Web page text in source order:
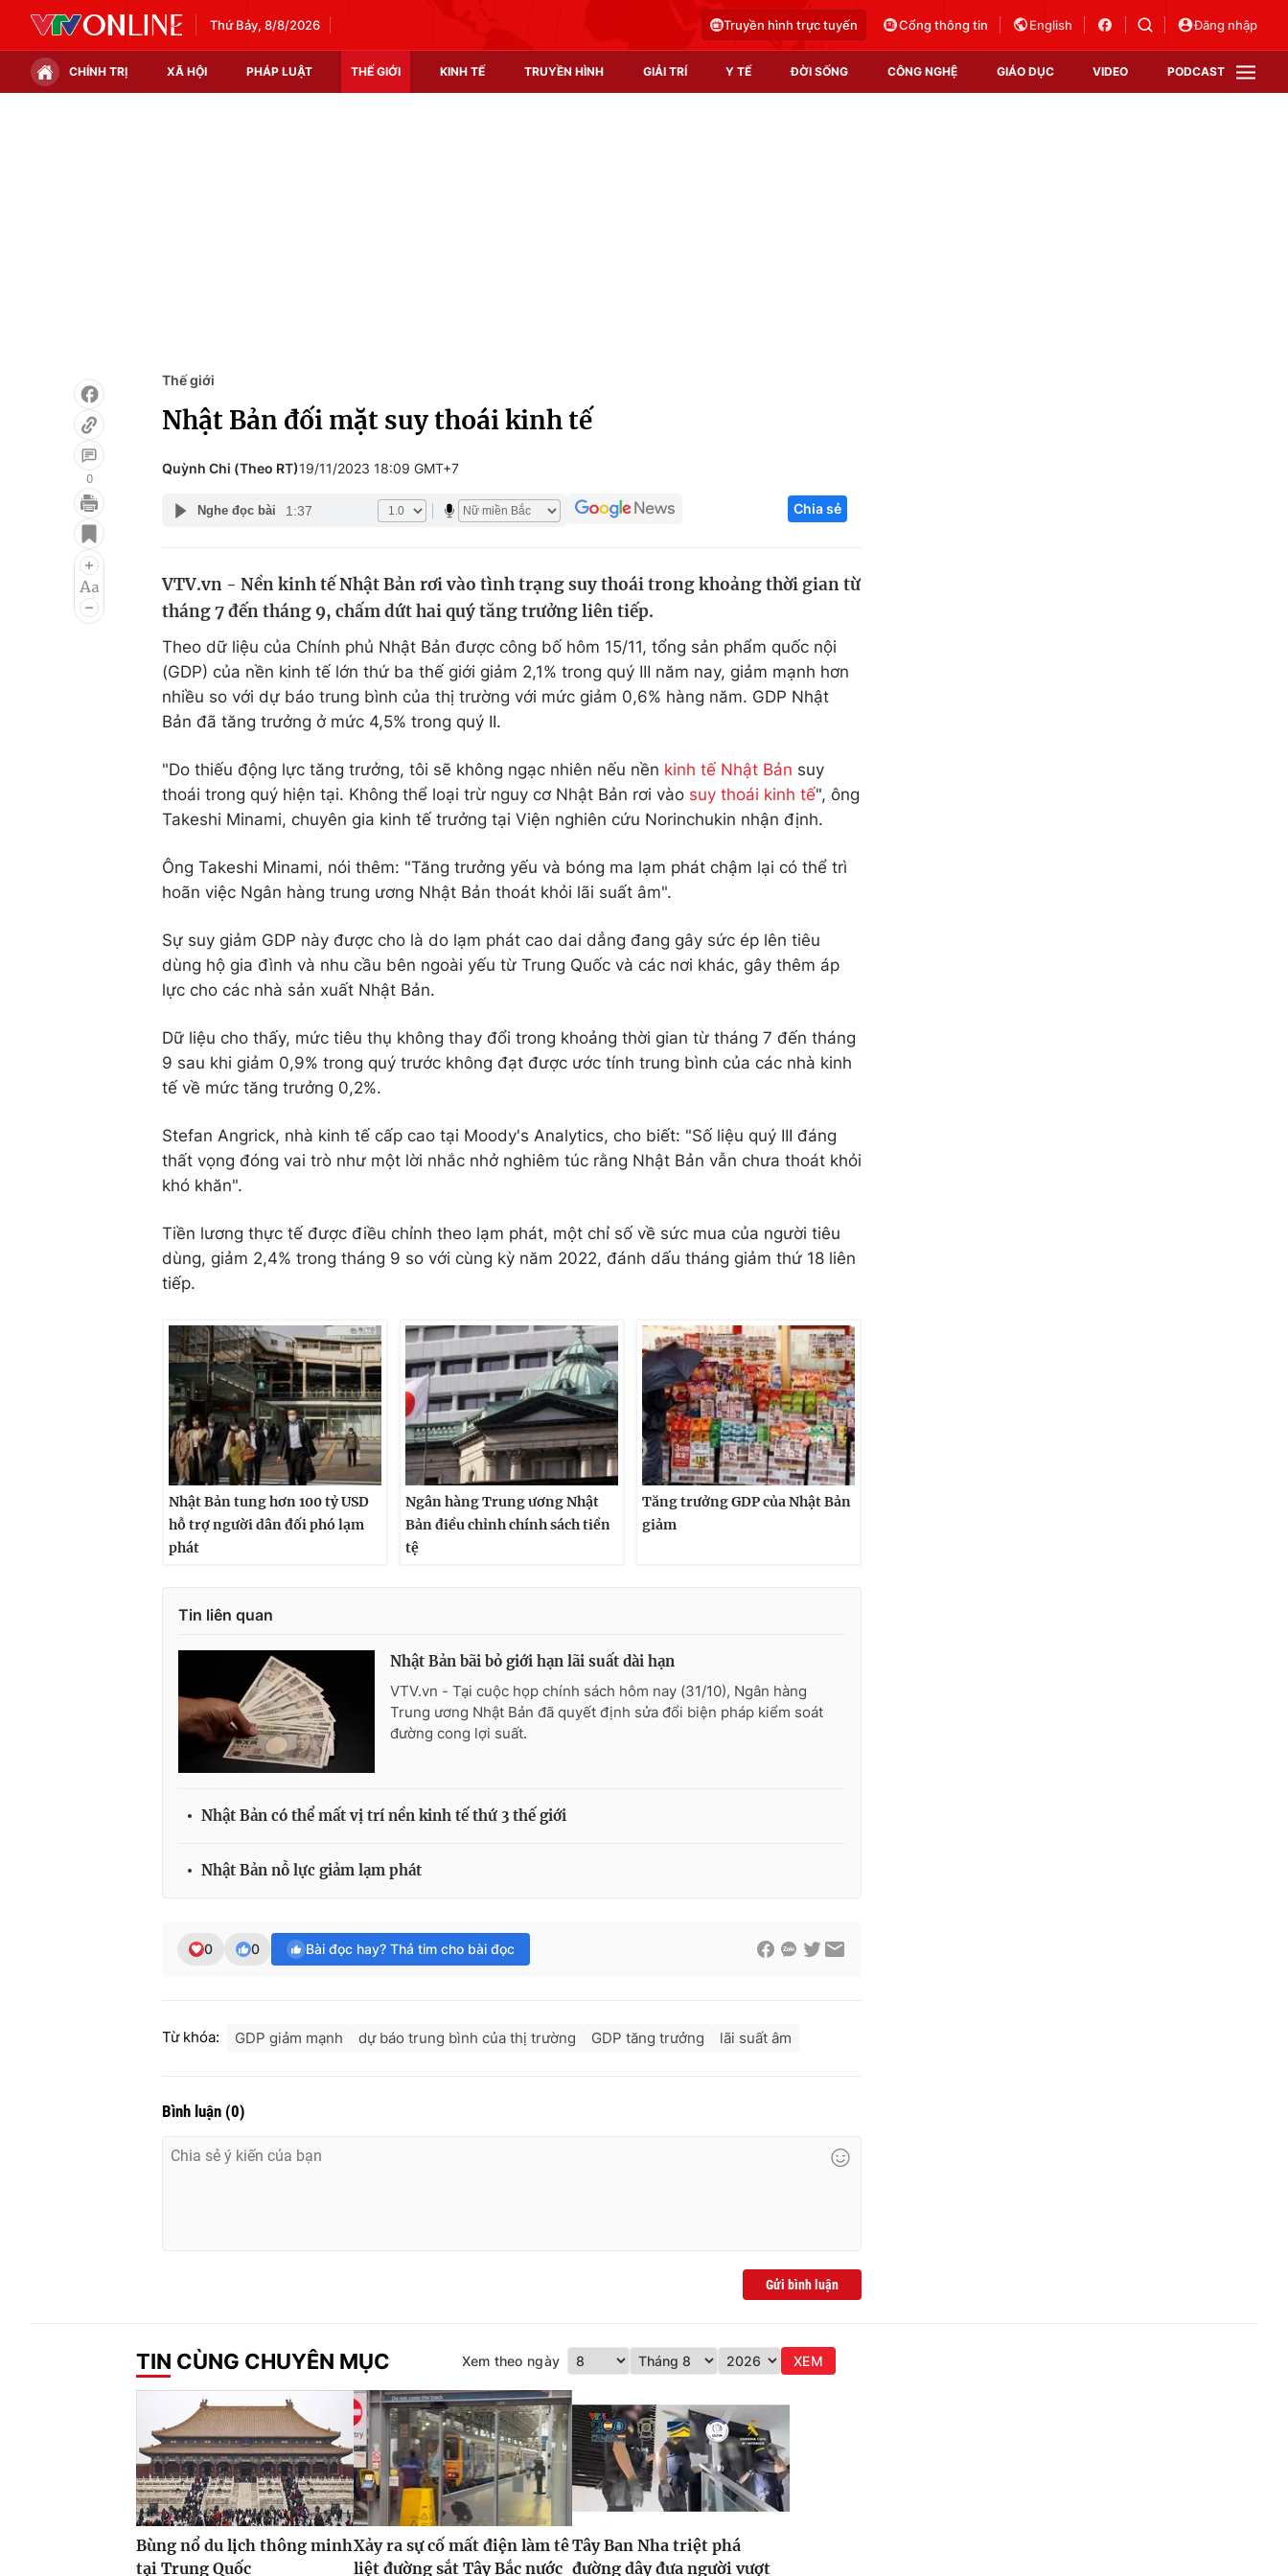
Thứ Bảy, 8/8/2026 Truyền hình trực tuyến Cổng thông tin English Đăng nhập
CHÍNH TRỊ XÃ HỘI PHÁP LUẬT THẾ GIỚI KINH TẾ TRUYỀN HÌNH GIẢI TRÍ Y TẾ ĐỜI SỐNG CÔNG NGHỆ GIÁO DỤC VIDEO PODCAST
Điện ảnh
Âm nhạc
Làm đẹp
Giáo dục
Học trực tuyến
Công nghệ
Sản phẩm
Tư vấn
0
Thế giới
Nhật Bản đối mặt suy thoái kinh tế
Quỳnh Chi (Theo RT)19/11/2023 18:09 GMT+7
Nghe đọc bài 1:37 Chia sẻ
VTV.vn - Nền kinh tế Nhật Bản rơi vào tình trạng suy thoái trong khoảng thời gian từ
tháng 7 đến tháng 9, chấm dứt hai quý tăng trưởng liên tiếp.
Theo dữ liệu của Chính phủ Nhật Bản được công bố hôm 15/11, tổng sản phẩm quốc nội
(GDP) của nền kinh tế lớn thứ ba thế giới giảm 2,1% trong quý III năm nay, giảm mạnh hơn
nhiều so với dự báo trung bình của thị trường với mức giảm 0,6% hàng năm. GDP Nhật
Bản đã tăng trưởng ở mức 4,5% trong quý II.
"Do thiếu động lực tăng trưởng, tôi sẽ không ngạc nhiên nếu nền kinh tế Nhật Bản suy
thoái trong quý hiện tại. Không thể loại trừ nguy cơ Nhật Bản rơi vào suy thoái kinh tế", ông
Takeshi Minami, chuyên gia kinh tế trưởng tại Viện nghiên cứu Norinchukin nhận định.
Ông Takeshi Minami, nói thêm: "Tăng trưởng yếu và bóng ma lạm phát chậm lại có thể trì
hoãn việc Ngân hàng trung ương Nhật Bản thoát khỏi lãi suất âm".
Sự suy giảm GDP này được cho là do lạm phát cao dai dẳng đang gây sức ép lên tiêu
dùng hộ gia đình và nhu cầu bên ngoài yếu từ Trung Quốc và các nơi khác, gây thêm áp
lực cho các nhà sản xuất Nhật Bản.
Dữ liệu cho thấy, mức tiêu thụ không thay đổi trong khoảng thời gian từ tháng 7 đến tháng
9 sau khi giảm 0,9% trong quý trước không đạt được ước tính trung bình của các nhà kinh
tế về mức tăng trưởng 0,2%.
Stefan Angrick, nhà kinh tế cấp cao tại Moody's Analytics, cho biết: "Số liệu quý III đáng
thất vọng đóng vai trò như một lời nhắc nhở nghiêm túc rằng Nhật Bản vẫn chưa thoát khỏi
khó khăn".
Tiền lương thực tế được điều chỉnh theo lạm phát, một chỉ số về sức mua của người tiêu
dùng, giảm 2,4% trong tháng 9 so với cùng kỳ năm 2022, đánh dấu tháng giảm thứ 18 liên
tiếp.
Nhật Bản tung hơn 100 tỷ USD
hỗ trợ người dân đối phó lạm
phát
Ngân hàng Trung ương Nhật
Bản điều chỉnh chính sách tiền
tệ
Tăng trưởng GDP của Nhật Bản
giảm
Tin liên quan
Nhật Bản bãi bỏ giới hạn lãi suất dài hạn
VTV.vn - Tại cuộc họp chính sách hôm nay (31/10), Ngân hàng
Trung ương Nhật Bản đã quyết định sửa đổi biện pháp kiểm soát
đường cong lợi suất.
Nhật Bản có thể mất vị trí nền kinh tế thứ 3 thế giới
Nhật Bản nỗ lực giảm lạm phát
0 0 Bài đọc hay? Thả tim cho bài đọc
Từ khóa: GDP giảm mạnh dự báo trung bình của thị trường GDP tăng trưởng lãi suất âm
Bình luận (0)
Gửi bình luận
TIN CÙNG CHUYÊN MỤC Xem theo ngày XEM
Bùng nổ du lịch thông minh
tại Trung Quốc
Xảy ra sự cố mất điện làm tê
liệt đường sắt Tây Bắc nước
Tây Ban Nha triệt phá
đường dây đưa người vượt